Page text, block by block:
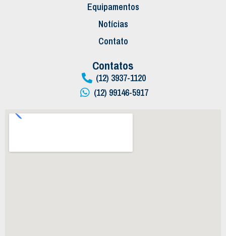
Equipamentos
Notícias
Contato
Contatos
(12) 3937-1120
(12) 99146-5917